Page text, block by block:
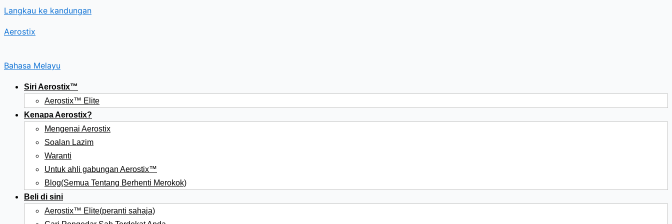
Langkau ke kandungan
Aerostix
Bahasa Melayu
Siri Aerostix™
Aerostix™ Elite
Kenapa Aerostix?
Mengenai Aerostix
Soalan Lazim
Waranti
Untuk ahli gabungan Aerostix™
Blog(Semua Tentang Berhenti Merokok)
Beli di sini
Aerostix™ Elite(peranti sahaja)